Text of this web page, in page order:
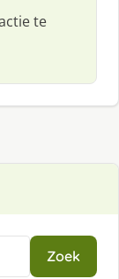
te
Zoek